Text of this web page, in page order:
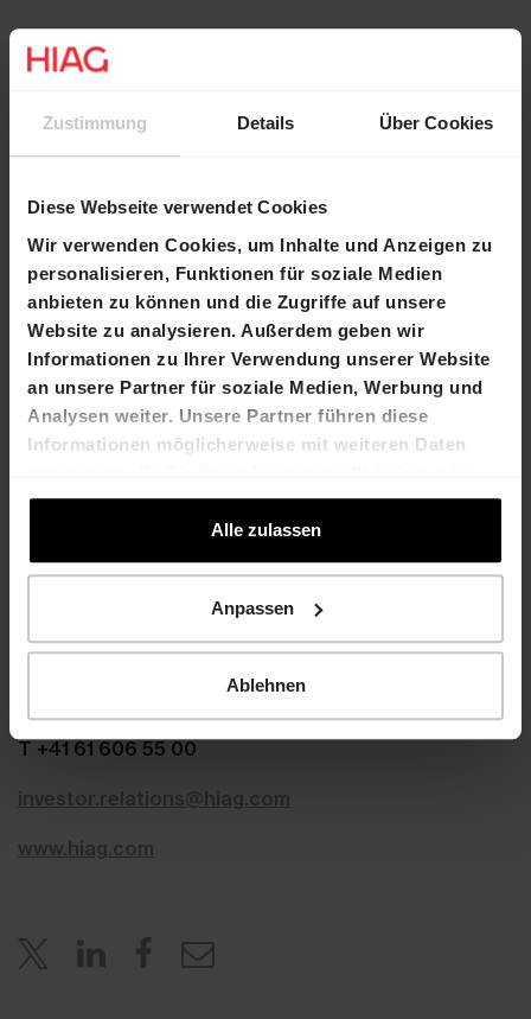
Zustimmung Details Über Cookies
Diese Webseite verwendet Cookies
Wir verwenden Cookies, um Inhalte und Anzeigen zu
personalisieren, Funktionen für soziale Medien
anbieten zu können und die Zugriffe auf unsere
Website zu analysieren. Außerdem geben wir
Informationen zu Ihrer Verwendung unserer Website
an unsere Partner für soziale Medien, Werbung und
Analysen weiter. Unsere Partner führen diese
Informationen möglicherweise mit weiteren Daten
die sie im Rahmen Ihrer Nutzung der Dienste
Alle zulassen
Anpassen
Ablehnen
16:00 Uhr, Eröffnungsansprache des
Gemeindepräsidenten Martin Blaser um 10:30 Uhr
Sonntag, 25.05.2014, geöffnet von 10:00 Uhr bis
14:00 Uhr
Kontakt
Martin Durchschlag
T +41 61 606 55 28
martin.durchschlag@hiag.
Laurent Spindler
T +41 61 606 55 23
HIAG Immobilien Holding AG
Aeschenplatz 7
T +41 61 606 55 00
investor.relations@hiag.com
www.hiag.com